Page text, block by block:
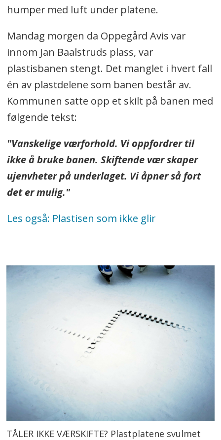
mars 2019, og overflaten ble av plast
istedenfor kunstis.
Etter planen skal banen brukes hvert
år fra 1. november og helt til over
påske, uavhengig av vær.
Kommunen har ikke opplyst hvor
av banen.
Leverandøren anbefaler at banen
vaskes hver dag/etter tre-fire timers
bruk for at den har gli.
Kommunen har valgt å vaske banen
humper med luft under platene.
Mandag morgen da Oppegård Avis var
innom Jan Baalstruds plass, var
plastisbanen stengt. Det manglet i hvert fall
én av plastdelene som banen består av.
Kommunen satte opp et skilt på banen med
følgende tekst:
"Vanskelige værforhold. Vi oppfordrer til
ikke å bruke banen. Skiftende vær skaper
ujenvheter på underlaget. Vi åpner så fort
det er mulig."
Les også: Plastisen som ikke glir
TÅLER IKKE VÆRSKIFTE? Plastplatene svulmet